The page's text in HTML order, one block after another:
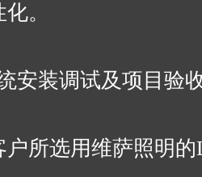
。
安装调试及项目验
所选用维萨照明